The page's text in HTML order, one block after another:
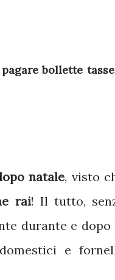
bollette
natale, visto
rai! Il tutto,
durante e dopo
e